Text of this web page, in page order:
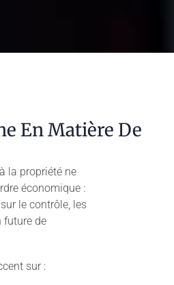
En Matière De
la propriété ne
économique :
le contrôle, les
future de
sur :